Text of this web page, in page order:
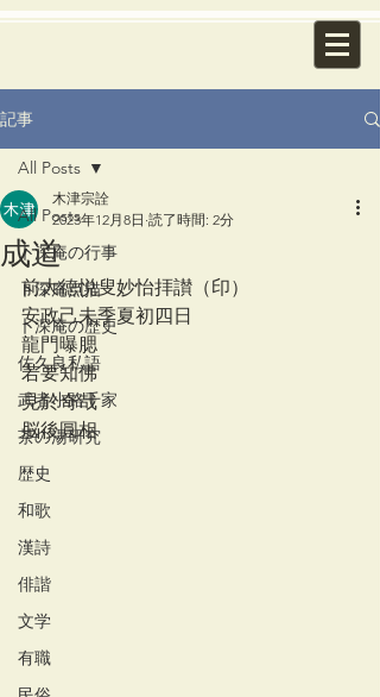
記事
All Posts
卜深庵の行事
卜深庵点描
卜深庵の歴史
佐久良私語
武者小路千家
茶の湯研究
歴史
和歌
漢詩
俳諧
文学
有職
All Posts
成道
木津宗詮
2023年12月8日 読了時間: 2分
前大徳悦叟妙怡拝讃（印）
安政己未季夏初四日
龍門曝腮
若要知佛
見於奇哉
脳後圓相